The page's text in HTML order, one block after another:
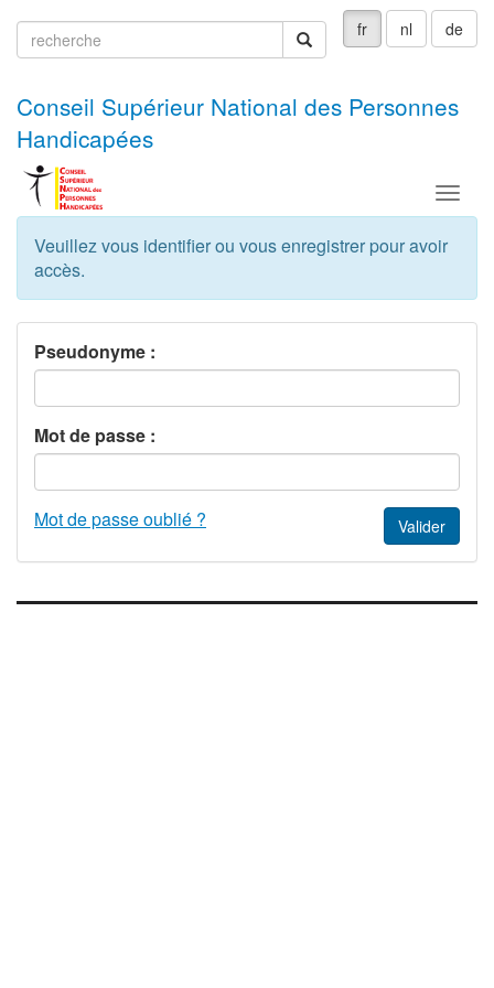
fr nl de
recherche
Conseil Supérieur National des Personnes
Handicapées
Menu
Veuillez vous identifier ou vous enregistrer pour avoir
accès.
Pseudonyme :
Mot de passe :
Mot de passe oublié ?